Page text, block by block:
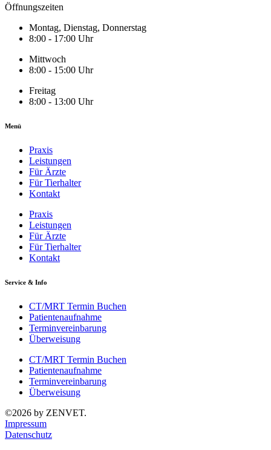
Öffnungszeiten
Montag, Dienstag, Donnerstag
8:00 - 17:00 Uhr
Mittwoch
8:00 - 15:00 Uhr
Freitag
8:00 - 13:00 Uhr
Menü
Praxis
Leistungen
Für Ärzte
Für Tierhalter
Kontakt
Praxis
Leistungen
Für Ärzte
Für Tierhalter
Kontakt
Service & Info
CT/MRT Termin Buchen
Patientenaufnahme
Terminvereinbarung
Überweisung
CT/MRT Termin Buchen
Patientenaufnahme
Terminvereinbarung
Überweisung
©2026 by ZENVET.
Impressum
Datenschutz